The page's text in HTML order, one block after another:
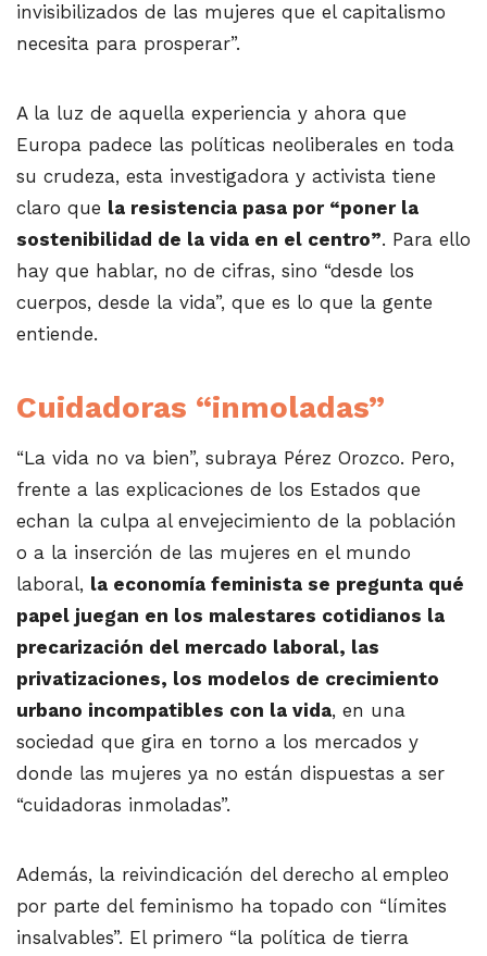
invisibilizados de las mujeres que el capitalismo
necesita para prosperar”.
A la luz de aquella experiencia y ahora que
Europa padece las políticas neoliberales en toda
su crudeza, esta investigadora y activista tiene
claro que la resistencia pasa por “poner la
sostenibilidad de la vida en el centro”. Para ello
hay que hablar, no de cifras, sino “desde los
cuerpos, desde la vida”, que es lo que la gente
entiende.
Cuidadoras “inmoladas”
“La vida no va bien”, subraya Pérez Orozco. Pero,
frente a las explicaciones de los Estados que
echan la culpa al envejecimiento de la población
o a la inserción de las mujeres en el mundo
laboral, la economía feminista se pregunta qué
papel juegan en los malestares cotidianos la
precarización del mercado laboral, las
privatizaciones, los modelos de crecimiento
urbano incompatibles con la vida, en una
sociedad que gira en torno a los mercados y
donde las mujeres ya no están dispuestas a ser
“cuidadoras inmoladas”.
Además, la reivindicación del derecho al empleo
por parte del feminismo ha topado con “límites
insalvables”. El primero “la política de tierra